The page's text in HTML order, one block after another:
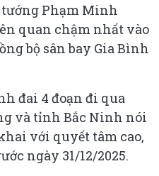
Phạm Minh
quan chậm nhất vào
bộ sân bay Gia Bình
đai 4 đoạn đi qua
và tỉnh Bắc Ninh nói
với quyết tâm cao,
ngày 31/12/2025.